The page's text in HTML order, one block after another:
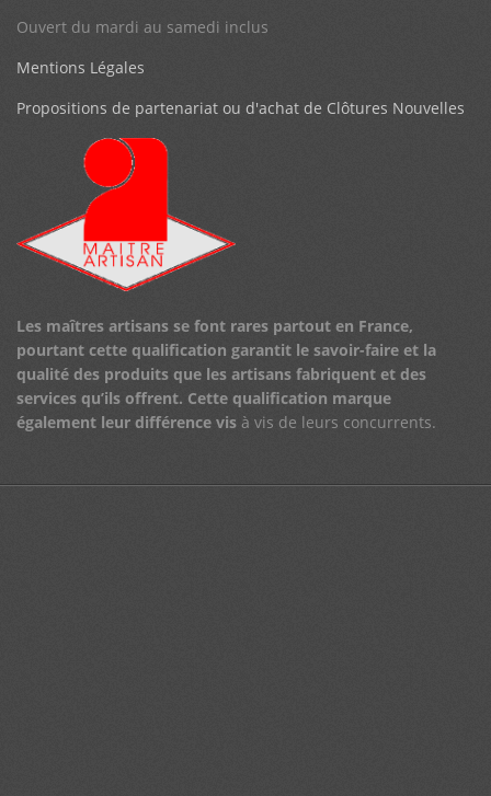
Ouvert du mardi au samedi inclus
Mentions Légales
Propositions de partenariat ou d'achat de Clôtures Nouvelles
Les maîtres artisans se font rares partout en France,
pourtant cette qualification garantit le savoir-faire et la
qualité des produits que les artisans fabriquent et des
services qu’ils offrent. Cette qualification marque
également leur différence vis à vis de leurs concurrents.